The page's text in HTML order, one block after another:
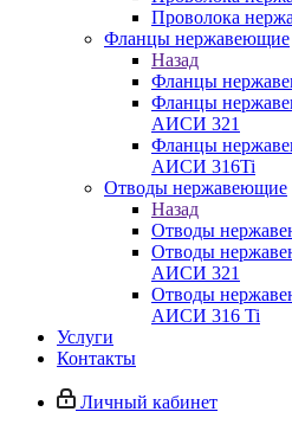
Проволока
Фланцы нержавеющие
Назад
Фланцы
Фланцы
АИСИ 321
Фланцы
АИСИ 316Ti
Отводы нержавеющие
Назад
Отводы
Отводы
АИСИ 321
Отводы
АИСИ 316 Ti
Услуги
Контакты
Личный кабинет